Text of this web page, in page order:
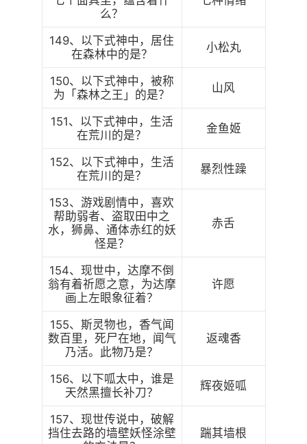
么？
149、以下式神中，居住
在森林中的是？
小松丸
150、以下式神中，被称
为「森林之王」的是？
山风
151、以下式神中，生活
在荒川的是？
金鱼姬
152、以下式神中，生活
在荒川的是？
暴烈性躁
153、游戏剧情中，喜欢
帮助弱者、盗取田中之
水，狮鼻、通体赤红的妖
怪是？
赤舌
154、现世中，达摩不倒
翁有着祈愿之意，为达摩
画上左眼象征着？
许愿
155、斯灵物也，香气闻
数百里，死尸在地，闻气
乃活。此物乃是？
返魂香
156、以下呱太中，谁是
天然黑擅长补刀？
辉夜姬呱
157、现世传说中，破解
挡住去路的墙壁妖怪涂壁
踹其墙根